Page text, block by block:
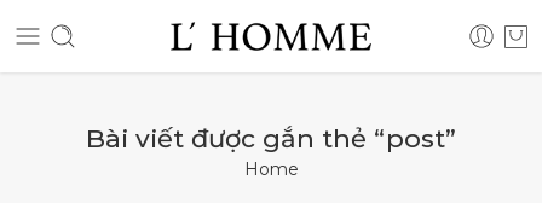
Bài viết được gắn thẻ “post”
Home